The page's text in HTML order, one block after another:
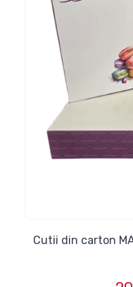
Cutii din carton